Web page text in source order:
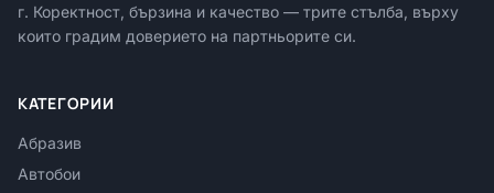
г. Коректност, бързина и качество — трите стълба, върху
които градим доверието на партньорите си.
КАТЕГОРИИ
Абразив
Автобои